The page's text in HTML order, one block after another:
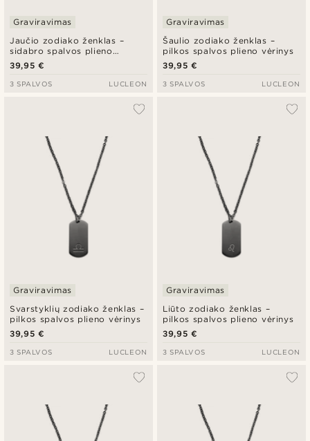
Jaučio zodiako ženklas –
sidabro spalvos plieno
vėrinys
Graviravimas
39,95 €
3 SPALVOS LUCLEON
Šaulio zodiako ženklas –
pilkos spalvos plieno vėrinys
Graviravimas
39,95 €
3 SPALVOS LUCLEON
Svarstyklių zodiako ženklas –
pilkos spalvos plieno vėrinys
Graviravimas
39,95 €
3 SPALVOS LUCLEON
Liūto zodiako ženklas –
pilkos spalvos plieno vėrinys
Graviravimas
39,95 €
3 SPALVOS LUCLEON